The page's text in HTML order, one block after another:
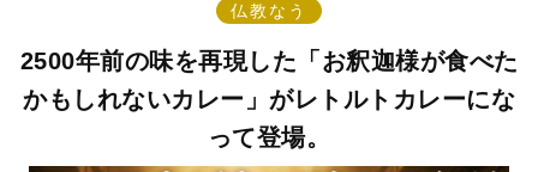
仏教なう
2500年前の味を再現した「お釈迦様が食べた
かもしれないカレー」がレトルトカレーにな
って登場。